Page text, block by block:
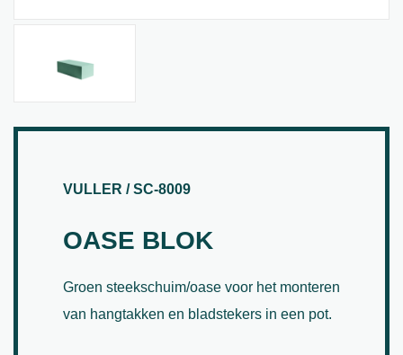
VULLER / SC-8009
OASE BLOK
Groen steekschuim/oase voor het monteren
van hangtakken en bladstekers in een pot.